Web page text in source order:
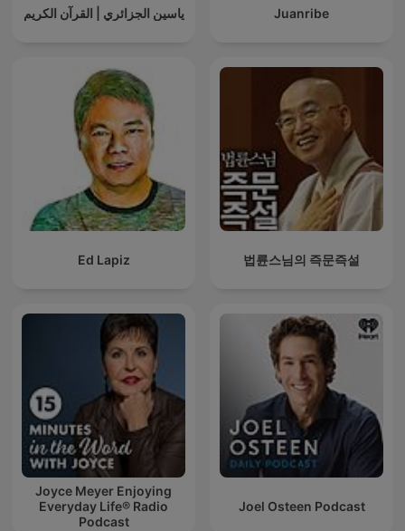
ياسين الجزائري | القرآن الكريم Juanribe
Ed Lapiz 법륜스님의 즉문즉설
Joyce Meyer Enjoying
Everyday Life® Radio
Podcast
Joel Osteen Podcast